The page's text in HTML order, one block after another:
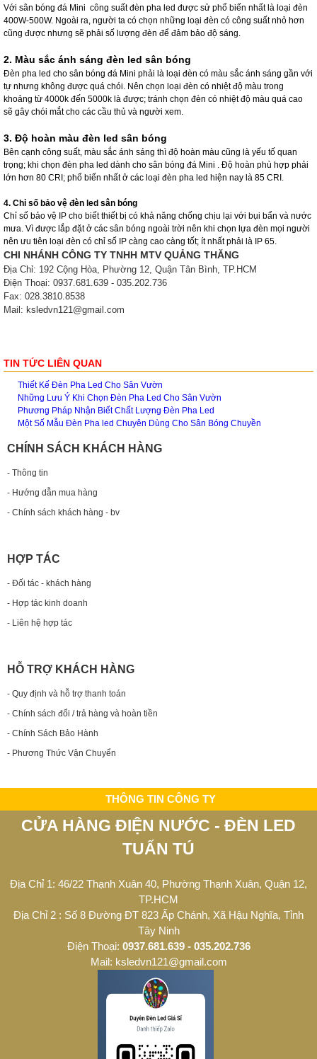
Với sân bóng đá Mini công suất đèn pha led được sử phổ biến nhất là loại đèn
400W-500W. Ngoài ra, người ta có chọn những loại đèn có công suất nhỏ hơn
cũng được nhưng sẽ phải số lượng đèn để đảm bảo độ sáng.
2. Màu sắc ánh sáng đèn led sân bóng
Đèn pha led cho sân bóng đá Mini phải là loại đèn có màu sắc ánh sáng gần với
tự nhưng không được quá chói. Nên chọn loại đèn có nhiệt độ màu trong
khoảng từ 4000k đến 5000k là được; tránh chọn đèn có nhiệt độ màu quá cao
sẽ gây chói mắt cho các cầu thủ và người xem.
3. Độ hoàn màu đèn led sân bóng
Bên cạnh công suất, màu sắc ánh sáng thì độ hoàn màu cũng là yếu tố quan
trọng; khi chọn đèn pha led dành cho sân bóng đá Mini . Độ hoàn phù hợp phải
lớn hơn 80 CRI; phổ biến nhất ở các loại đèn pha led hiện nay là 85 CRI.
4. Chỉ số bảo vệ đèn led sân bóng
Chỉ số bảo vệ IP cho biết thiết bị có khả năng chống chịu lại với bụi bẩn và nước
mưa. Vì được lắp đặt ở các sân bóng ngoài trời nên khi chọn lựa đèn mọi người
nên ưu tiên loại đèn có chỉ số IP càng cao càng tốt; ít nhất phải là IP 65.
CHI NHÁNH CÔNG TY TNHH MTV QUẢNG THĂNG
Địa Chỉ: 192 Cộng Hòa, Phường 12, Quận Tân Bình, TP.HCM
Điện Thoại: 0937.681.639 - 035.202.736
Fax: 028.3810.8538
Mail: ksledvn121@gmail.com
TIN TỨC LIÊN QUAN
Thiết Kế Đèn Pha Led Cho Sân Vườn
Những Lưu Ý Khi Chọn Đèn Pha Led Cho Sân Vườn
Phương Pháp Nhận Biết Chất Lượng Đèn Pha Led
Một Số Mẫu Đèn Pha led Chuyên Dùng Cho Sân Bóng Chuyền
CHÍNH SÁCH KHÁCH HÀNG
- Thông tin
- Hướng dẫn mua hàng
- Chính sách khách hàng - bv
HỢP TÁC
- Đối tác - khách hàng
- Hợp tác kinh doanh
- Liên hệ hợp tác
HỖ TRỢ KHÁCH HÀNG
- Quy định và hỗ trợ thanh toán
- Chính sách đổi / trả hàng và hoàn tiền
- Chính Sách Bảo Hành
- Phương Thức Vận Chuyển
THÔNG TIN CÔNG TY
CỬA HÀNG ĐIỆN NƯỚC - ĐÈN LED
TUẤN TÚ
Địa Chỉ 1: 46/22 Thạnh Xuân 40, Phường Thạnh Xuân, Quận 12,
TP.HCM
Địa Chỉ 2 : Số 8 Đường ĐT 823 Ấp Chánh, Xã Hậu Nghĩa, Tỉnh
Tây Ninh
Điện Thoại: 0937.681.639 - 035.202.736
Mail: ksledvn121@gmail.com